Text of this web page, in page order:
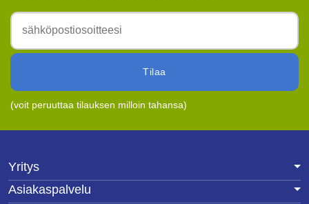
Tilaa
(voit peruuttaa tilauksen milloin tahansa)
Yritys
Asiakaspalvelu